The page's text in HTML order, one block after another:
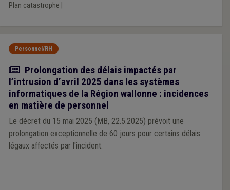
Plan catastrophe
Personnel/RH
Actualité
Prolongation des délais impactés par
l’intrusion d’avril 2025 dans les systèmes
informatiques de la Région wallonne : incidences
en matière de personnel
Le décret du 15 mai 2025 (MB, 22.5.2025) prévoit une
prolongation exceptionnelle de 60 jours pour certains délais
légaux affectés par l'incident.